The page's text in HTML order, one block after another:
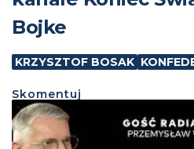
Bojke
KRZYSZTOF BOSAK
Skomentuj